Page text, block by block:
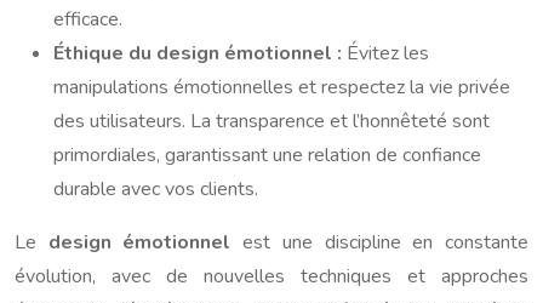
efficace.
Éthique du design émotionnel : Évitez les
manipulations émotionnelles et respectez la vie privée
des utilisateurs. La transparence et l’honnêteté sont
primordiales, garantissant une relation de confiance
durable avec vos clients.
Le design émotionnelest une discipline en constante
évolution, avec de nouvelles techniques et approches